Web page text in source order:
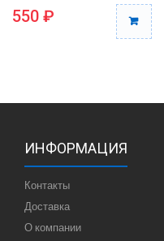
550 ₽
ИНФОРМАЦИЯ
Контакты
Доставка
О компании